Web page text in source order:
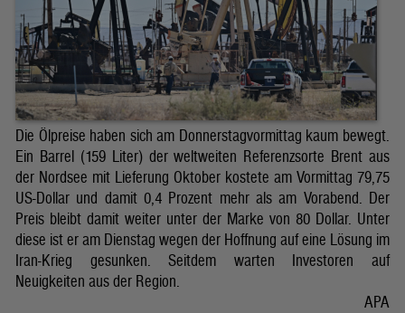
Die Ölpreise haben sich am Donnerstagvormittag kaum bewegt.
Ein Barrel (159 Liter) der weltweiten Referenzsorte Brent aus
der Nordsee mit Lieferung Oktober kostete am Vormittag 79,75
US-Dollar und damit 0,4 Prozent mehr als am Vorabend. Der
Preis bleibt damit weiter unter der Marke von 80 Dollar. Unter
diese ist er am Dienstag wegen der Hoffnung auf eine Lösung im
Iran-Krieg gesunken. Seitdem warten Investoren auf
Neuigkeiten aus der Region.
APA